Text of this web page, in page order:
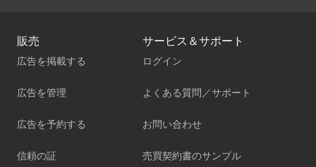
販売
広告を掲載する
広告を管理
広告を予約する
信頼の証
サービス＆サポート
ログイン
よくある質問／サポート
お問い合わせ
売買契約書のサンプル